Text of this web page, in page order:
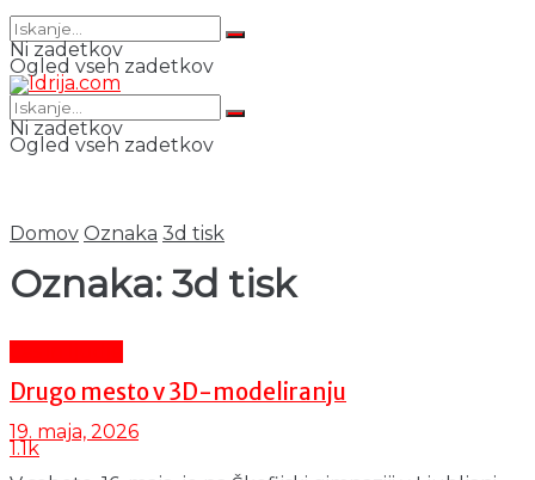
Ni zadetkov
Ogled vseh zadetkov
Ni zadetkov
Ogled vseh zadetkov
Domov Oznaka 3d tisk
Oznaka: 3d tisk
Drugo mesto v 3D-modeliranju
19. maja, 2026
1.1k